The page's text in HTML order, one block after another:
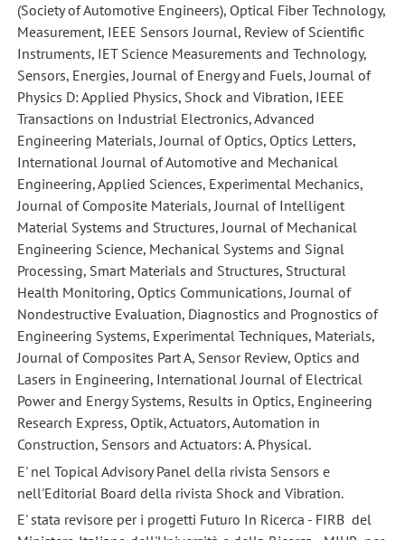
(Society of Automotive Engineers), Optical Fiber Technology,
Measurement, IEEE Sensors Journal, Review of Scientific
Instruments, IET Science Measurements and Technology,
Sensors, Energies, Journal of Energy and Fuels, Journal of
Physics D: Applied Physics, Shock and Vibration, IEEE
Transactions on Industrial Electronics, Advanced
Engineering Materials, Journal of Optics, Optics Letters,
International Journal of Automotive and Mechanical
Engineering, Applied Sciences, Experimental Mechanics,
Journal of Composite Materials, Journal of Intelligent
Material Systems and Structures, Journal of Mechanical
Engineering Science, Mechanical Systems and Signal
Processing, Smart Materials and Structures, Structural
Health Monitoring, Optics Communications, Journal of
Nondestructive Evaluation, Diagnostics and Prognostics of
Engineering Systems, Experimental Techniques, Materials,
Journal of Composites Part A, Sensor Review, Optics and
Lasers in Engineering, International Journal of Electrical
Power and Energy Systems, Results in Optics, Engineering
Research Express, Optik, Actuators, Automation in
Construction, Sensors and Actuators: A. Physical.
E' nel Topical Advisory Panel della rivista Sensors e
nell'Editorial Board della rivista Shock and Vibration.
E' stata revisore per i progetti Futuro In Ricerca - FIRB del